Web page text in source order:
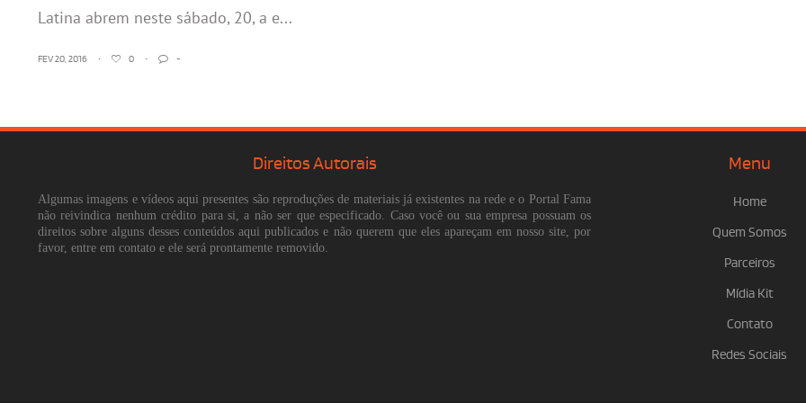
Latina abrem neste sábado, 20, a e...
FEV 20, 2016 • 0 • -
Direitos Autorais
Algumas imagens e vídeos aqui presentes são reproduções de materiais já existentes na rede e o Portal Fama
não reivindica nenhum crédito para si, a não ser que especificado. Caso você ou sua empresa possuam os
direitos sobre alguns desses conteúdos aqui publicados e não querem que eles apareçam em nosso site, por
favor, entre em contato e ele será prontamente removido.
Menu
Home
Quem Somos
Parceiros
Mídia Kit
Contato
Redes Sociais